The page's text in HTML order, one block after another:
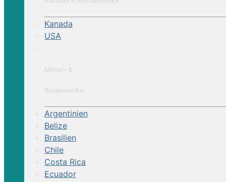
Kanada
USA
Argentinien
Belize
Brasilien
Chile
Costa Rica
Ecuador